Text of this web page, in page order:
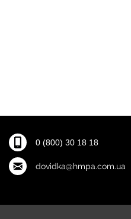
0 (800) 30 18 18
dovidka@hmpa.com.ua